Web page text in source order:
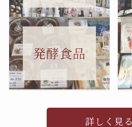
発酵食品
詳しく見る